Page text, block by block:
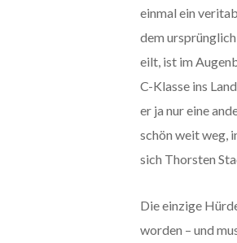
einmal ein
dem
eilt, ist im
C-Klasse ins
er ja nur eine
schön weit weg,
sich Thorsten
Die einzige
worden – und